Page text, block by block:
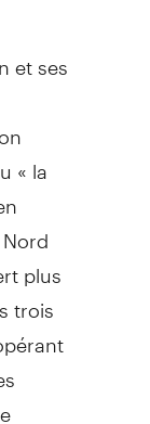
et ses
« la
plus
trois